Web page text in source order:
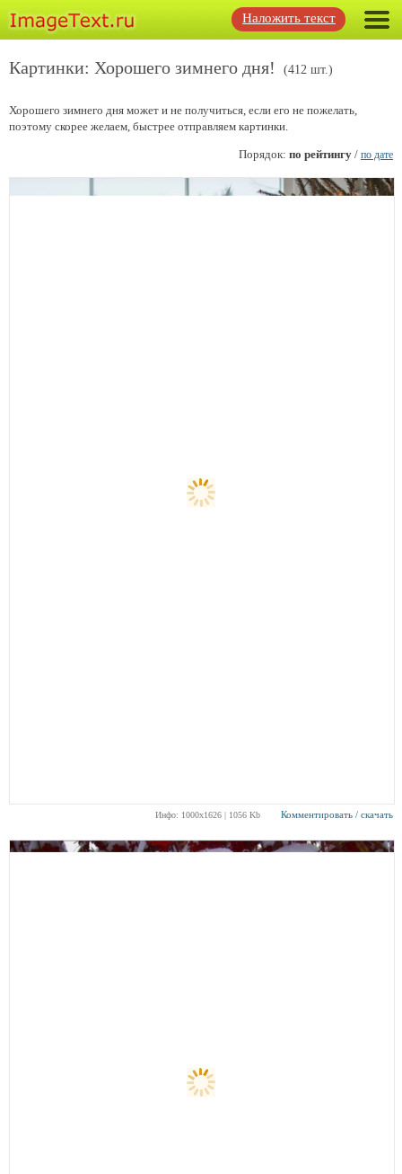
Наложить текст
Картинки: Хорошего зимнего дня! (412 шт.)
Хорошего зимнего дня может и не получиться, если его не пожелать,
поэтому скорее желаем, быстрее отправляем картинки.
Порядок: по рейтингу / по дате
Инфо: 1000х1626 | 1056 Kb Комментировать / скачать